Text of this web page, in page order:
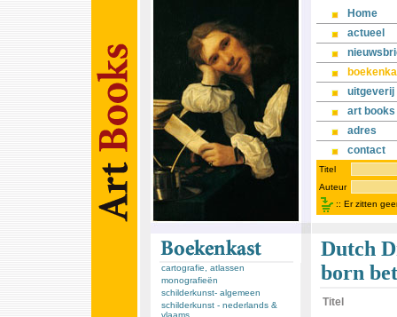
Home
actueel
uitgeverij
art books
adres
contact
Titel
Auteur
:: Er zitten
cartografie, atlassen
monografieën
schilderkunst- algemeen
schilderkunst - nederlands &
vlaams
Dutch
born
Titel